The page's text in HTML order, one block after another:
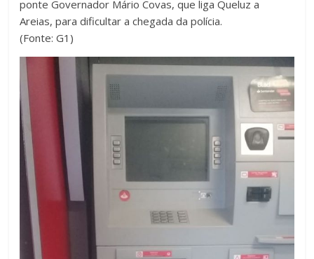
ponte Governador Mário Covas, que liga Queluz a
Areias, para dificultar a chegada da polícia.
(Fonte: G1)